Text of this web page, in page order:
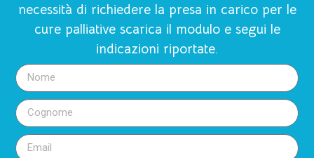
necessità di richiedere la presa in carico per le
cure palliative scarica il modulo e segui le
indicazioni riportate.